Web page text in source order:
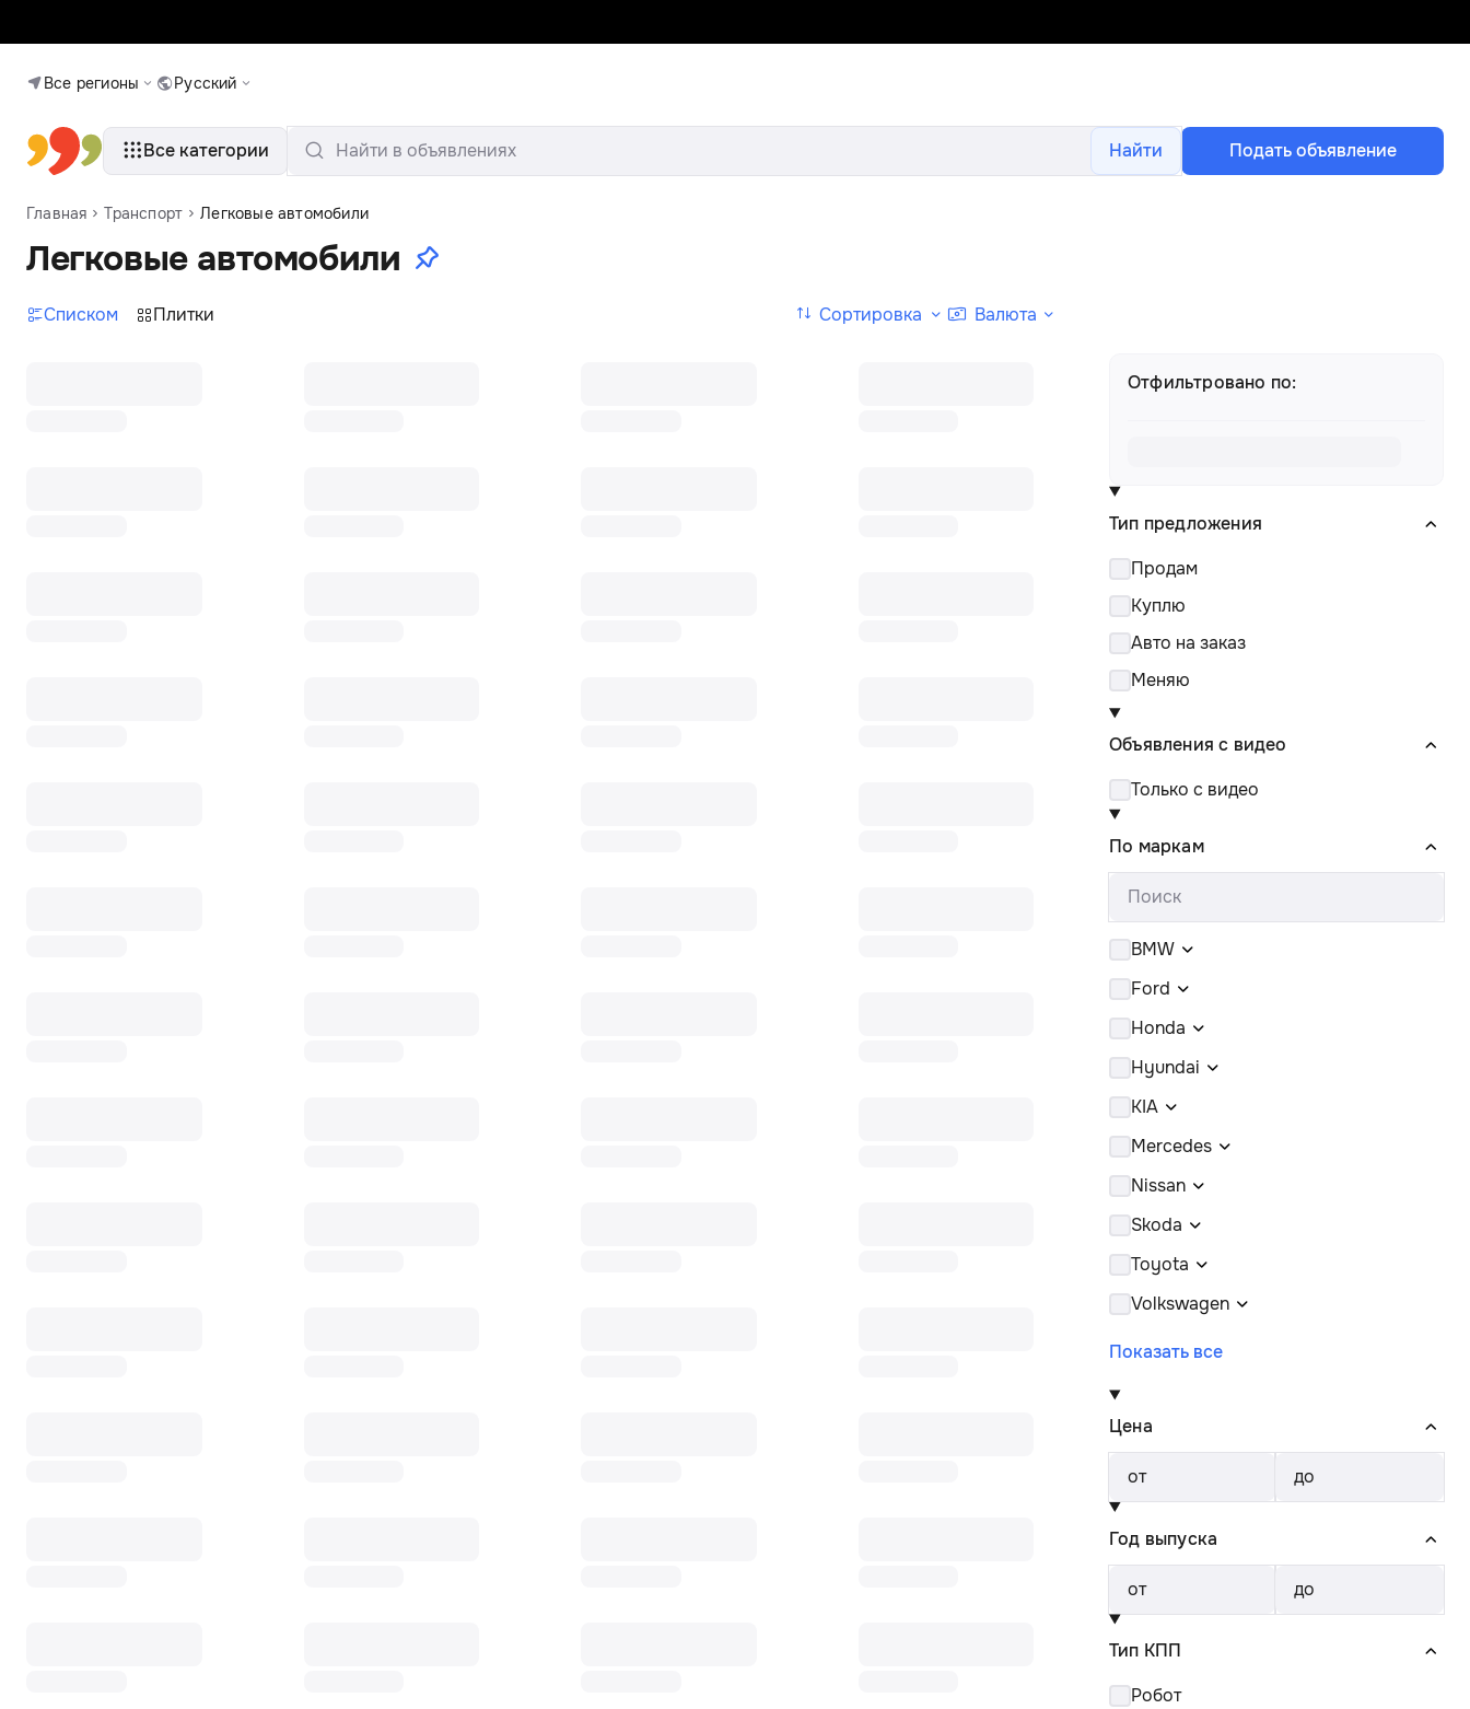
Все регионы Русский
Все категории Найти в объявлениях Найти Подать объявление
Главная Транспорт Легковые автомобили
Легковые автомобили
Списком Плитки Сортировка Валюта
Отфильтровано по:
Тип предложения
Продам
Куплю
Авто на заказ
Меняю
Объявления с видео
Только с видео
По маркам
BMW
Ford
Honda
Hyundai
KIA
Mercedes
Nissan
Skoda
Toyota
Volkswagen
Показать все
Цена
от до
Год выпуска
от до
Тип КПП
Робот